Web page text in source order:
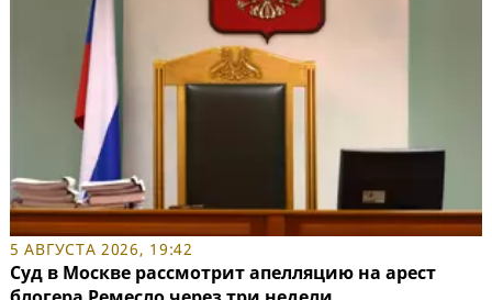
5 АВГУСТА 2026, 19:42
Суд в Москве рассмотрит апелляцию на арест